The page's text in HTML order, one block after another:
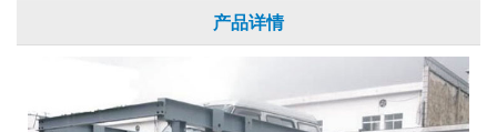
产品详情